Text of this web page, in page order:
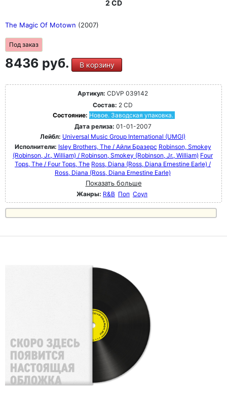
2 CD
The Magic Of Motown (2007)
Под заказ
8436 руб. В корзину
Артикул: CDVP 039142
Состав: 2 CD
Состояние: Новое. Заводская упаковка.
Дата релиза: 01-01-2007
Лейбл: Universal Music Group International (UMGI)
Исполнители: Isley Brothers, The / Айли Бразерс Robinson, Smokey
(Robinson, Jr., William) / Robinson, Smokey (Robinson, Jr., William) Four
Tops, The / Four Tops, The Ross, Diana (Ross, Diana Ernestine Earle) /
Ross, Diana (Ross, Diana Ernestine Earle)
Показать больше
Жанры: R&B Поп Соул